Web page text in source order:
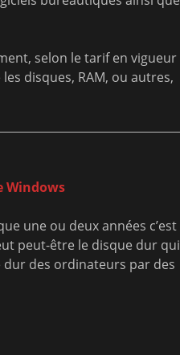
selon le tarif en vigueur
disques, RAM, ou autres,
Windows
une ou deux années c’est
peut-être le disque dur qui
dur des ordinateurs par des